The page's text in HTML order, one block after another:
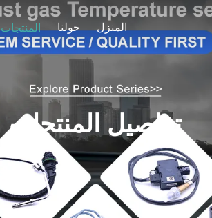
المنزل حولنا المنتجات
تفاصيل المنتجات